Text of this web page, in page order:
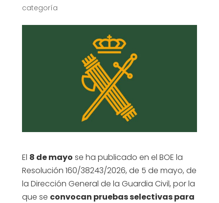
categoría
El 8 de mayo se ha publicado en el BOE la
Resolución 160/38243/2026, de 5 de mayo, de
la Dirección General de la Guardia Civil, por la
que se convocan pruebas selectivas para